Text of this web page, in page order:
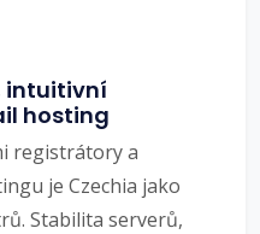
intuitivní
hosting
registrátory a
je Czechia jako
Stabilita serverů,